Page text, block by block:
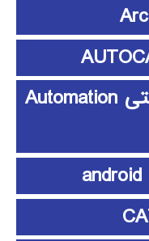
آموزش اتوماسیون صنعتی Automation